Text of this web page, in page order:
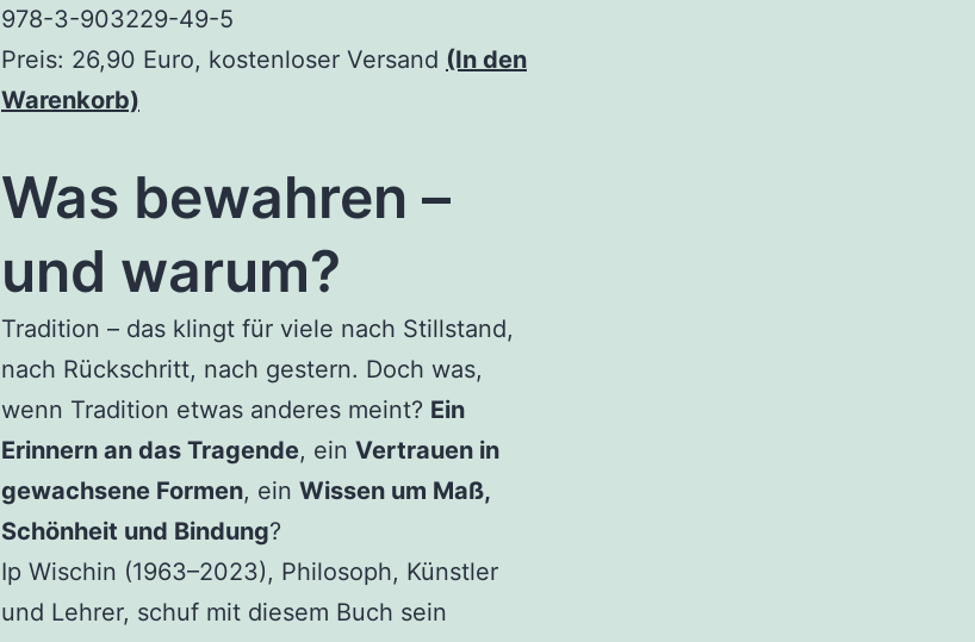
978-3-903229-49-5
Preis: 26,90 Euro, kostenloser Versand (In den
Warenkorb)
Was bewahren –
und warum?
Tradition – das klingt für viele nach Stillstand,
nach Rückschritt, nach gestern. Doch was,
wenn Tradition etwas anderes meint? Ein
Erinnern an das Tragende, ein Vertrauen in
gewachsene Formen, ein Wissen um Maß,
Schönheit und Bindung?
Ip Wischin (1963–2023), Philosoph, Künstler
und Lehrer, schuf mit diesem Buch sein